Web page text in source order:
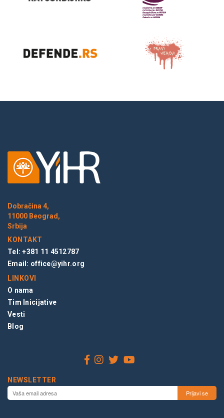
Dobračina 4,
11000 Beograd,
Srbija
KONTAKT
Tel: +381 11 4512787
Email: office@yihr.org
LINKOVI
O nama
Tim Inicijative
Vesti
Blog
NEWSLETTER